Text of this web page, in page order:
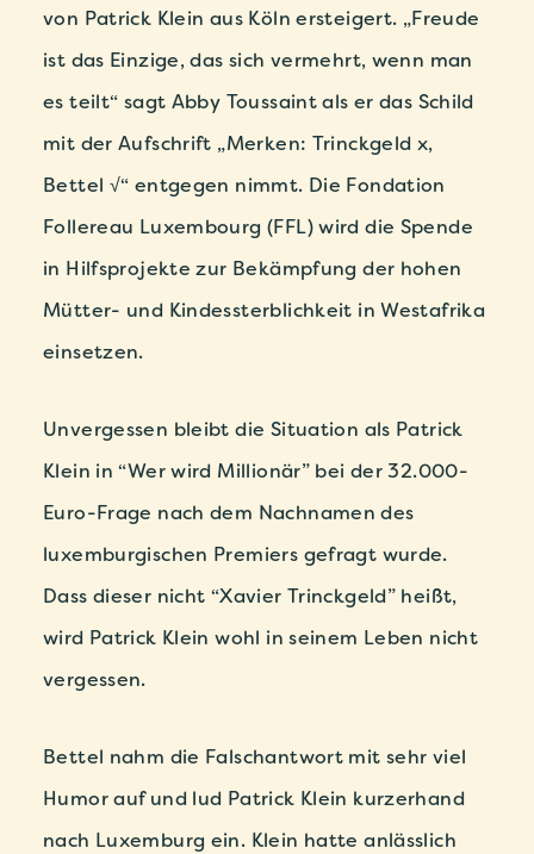
von Patrick Klein aus Köln ersteigert. „Freude
ist das Einzige, das sich vermehrt, wenn man
es teilt“ sagt Abby Toussaint als er das Schild
mit der Aufschrift „Merken: Trinckgeld x,
Bettel √“ entgegen nimmt. Die Fondation
Follereau Luxembourg (FFL) wird die Spende
in Hilfsprojekte zur Bekämpfung der hohen
Mütter- und Kindessterblichkeit in Westafrika
einsetzen.
Unvergessen bleibt die Situation als Patrick
Klein in “Wer wird Millionär” bei der 32.000-
Euro-Frage nach dem Nachnamen des
luxemburgischen Premiers gefragt wurde.
Dass dieser nicht “Xavier Trinckgeld” heißt,
wird Patrick Klein wohl in seinem Leben nicht
vergessen.
Bettel nahm die Falschantwort mit sehr viel
Humor auf und lud Patrick Klein kurzerhand
nach Luxemburg ein. Klein hatte anlässlich